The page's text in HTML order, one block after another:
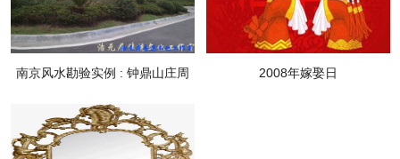
南京风水勘验实例 : 钟鼎山庄周
2008年嫁娶日